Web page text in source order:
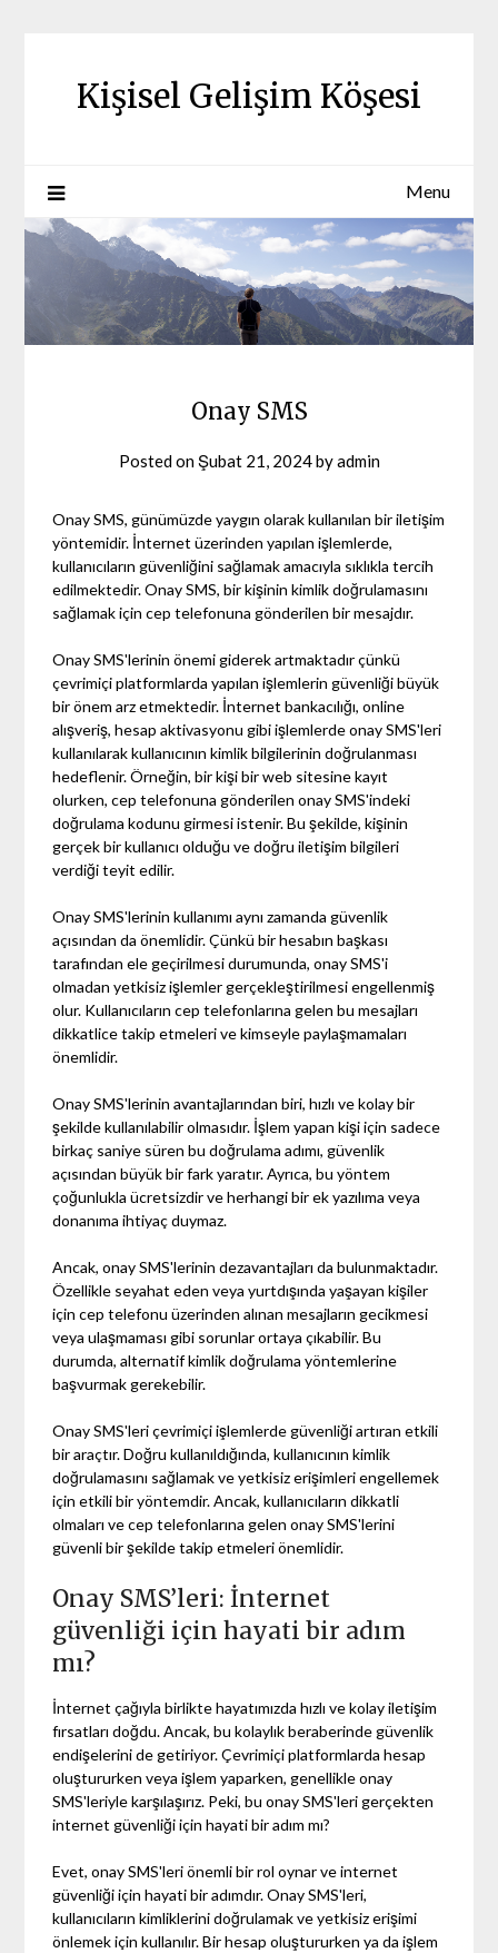
Kişisel Gelişim Köşesi
Menu
Onay SMS
Posted onŞubat 21, 2024byadmin
Onay SMS, günümüzde yaygın olarak kullanılan bir iletişim
yöntemidir. İnternet üzerinden yapılan işlemlerde,
kullanıcıların güvenliğini sağlamak amacıyla sıklıkla tercih
edilmektedir. Onay SMS, bir kişinin kimlik doğrulamasını
sağlamak için cep telefonuna gönderilen bir mesajdır.
Onay SMS'lerinin önemi giderek artmaktadır çünkü
çevrimiçi platformlarda yapılan işlemlerin güvenliği büyük
bir önem arz etmektedir. İnternet bankacılığı, online
alışveriş, hesap aktivasyonu gibi işlemlerde onay SMS'leri
kullanılarak kullanıcının kimlik bilgilerinin doğrulanması
hedeflenir. Örneğin, bir kişi bir web sitesine kayıt
olurken, cep telefonuna gönderilen onay SMS'indeki
doğrulama kodunu girmesi istenir. Bu şekilde, kişinin
gerçek bir kullanıcı olduğu ve doğru iletişim bilgileri
verdiği teyit edilir.
Onay SMS'lerinin kullanımı aynı zamanda güvenlik
açısından da önemlidir. Çünkü bir hesabın başkası
tarafından ele geçirilmesi durumunda, onay SMS'i
olmadan yetkisiz işlemler gerçekleştirilmesi engellenmiş
olur. Kullanıcıların cep telefonlarına gelen bu mesajları
dikkatlice takip etmeleri ve kimseyle paylaşmamaları
önemlidir.
Onay SMS'lerinin avantajlarından biri, hızlı ve kolay bir
şekilde kullanılabilir olmasıdır. İşlem yapan kişi için sadece
birkaç saniye süren bu doğrulama adımı, güvenlik
açısından büyük bir fark yaratır. Ayrıca, bu yöntem
çoğunlukla ücretsizdir ve herhangi bir ek yazılıma veya
donanıma ihtiyaç duymaz.
Ancak, onay SMS'lerinin dezavantajları da bulunmaktadır.
Özellikle seyahat eden veya yurtdışında yaşayan kişiler
için cep telefonu üzerinden alınan mesajların gecikmesi
veya ulaşmaması gibi sorunlar ortaya çıkabilir. Bu
durumda, alternatif kimlik doğrulama yöntemlerine
başvurmak gerekebilir.
Onay SMS'leri çevrimiçi işlemlerde güvenliği artıran etkili
bir araçtır. Doğru kullanıldığında, kullanıcının kimlik
doğrulamasını sağlamak ve yetkisiz erişimleri engellemek
için etkili bir yöntemdir. Ancak, kullanıcıların dikkatli
olmaları ve cep telefonlarına gelen onay SMS'lerini
güvenli bir şekilde takip etmeleri önemlidir.
Onay SMS’leri: İnternet
güvenliği için hayati bir adım
mı?
İnternet çağıyla birlikte hayatımızda hızlı ve kolay iletişim
fırsatları doğdu. Ancak, bu kolaylık beraberinde güvenlik
endişelerini de getiriyor. Çevrimiçi platformlarda hesap
oluştururken veya işlem yaparken, genellikle onay
SMS'leriyle karşılaşırız. Peki, bu onay SMS'leri gerçekten
internet güvenliği için hayati bir adım mı?
Evet, onay SMS'leri önemli bir rol oynar ve internet
güvenliği için hayati bir adımdır. Onay SMS'leri,
kullanıcıların kimliklerini doğrulamak ve yetkisiz erişimi
önlemek için kullanılır. Bir hesap oluştururken ya da işlem